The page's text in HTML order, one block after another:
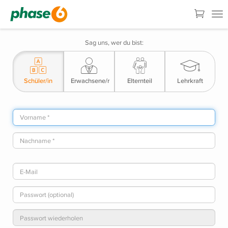
Sag uns, wer du bist:
Schüler/in Erwachsene/r Elternteil Lehrkraft